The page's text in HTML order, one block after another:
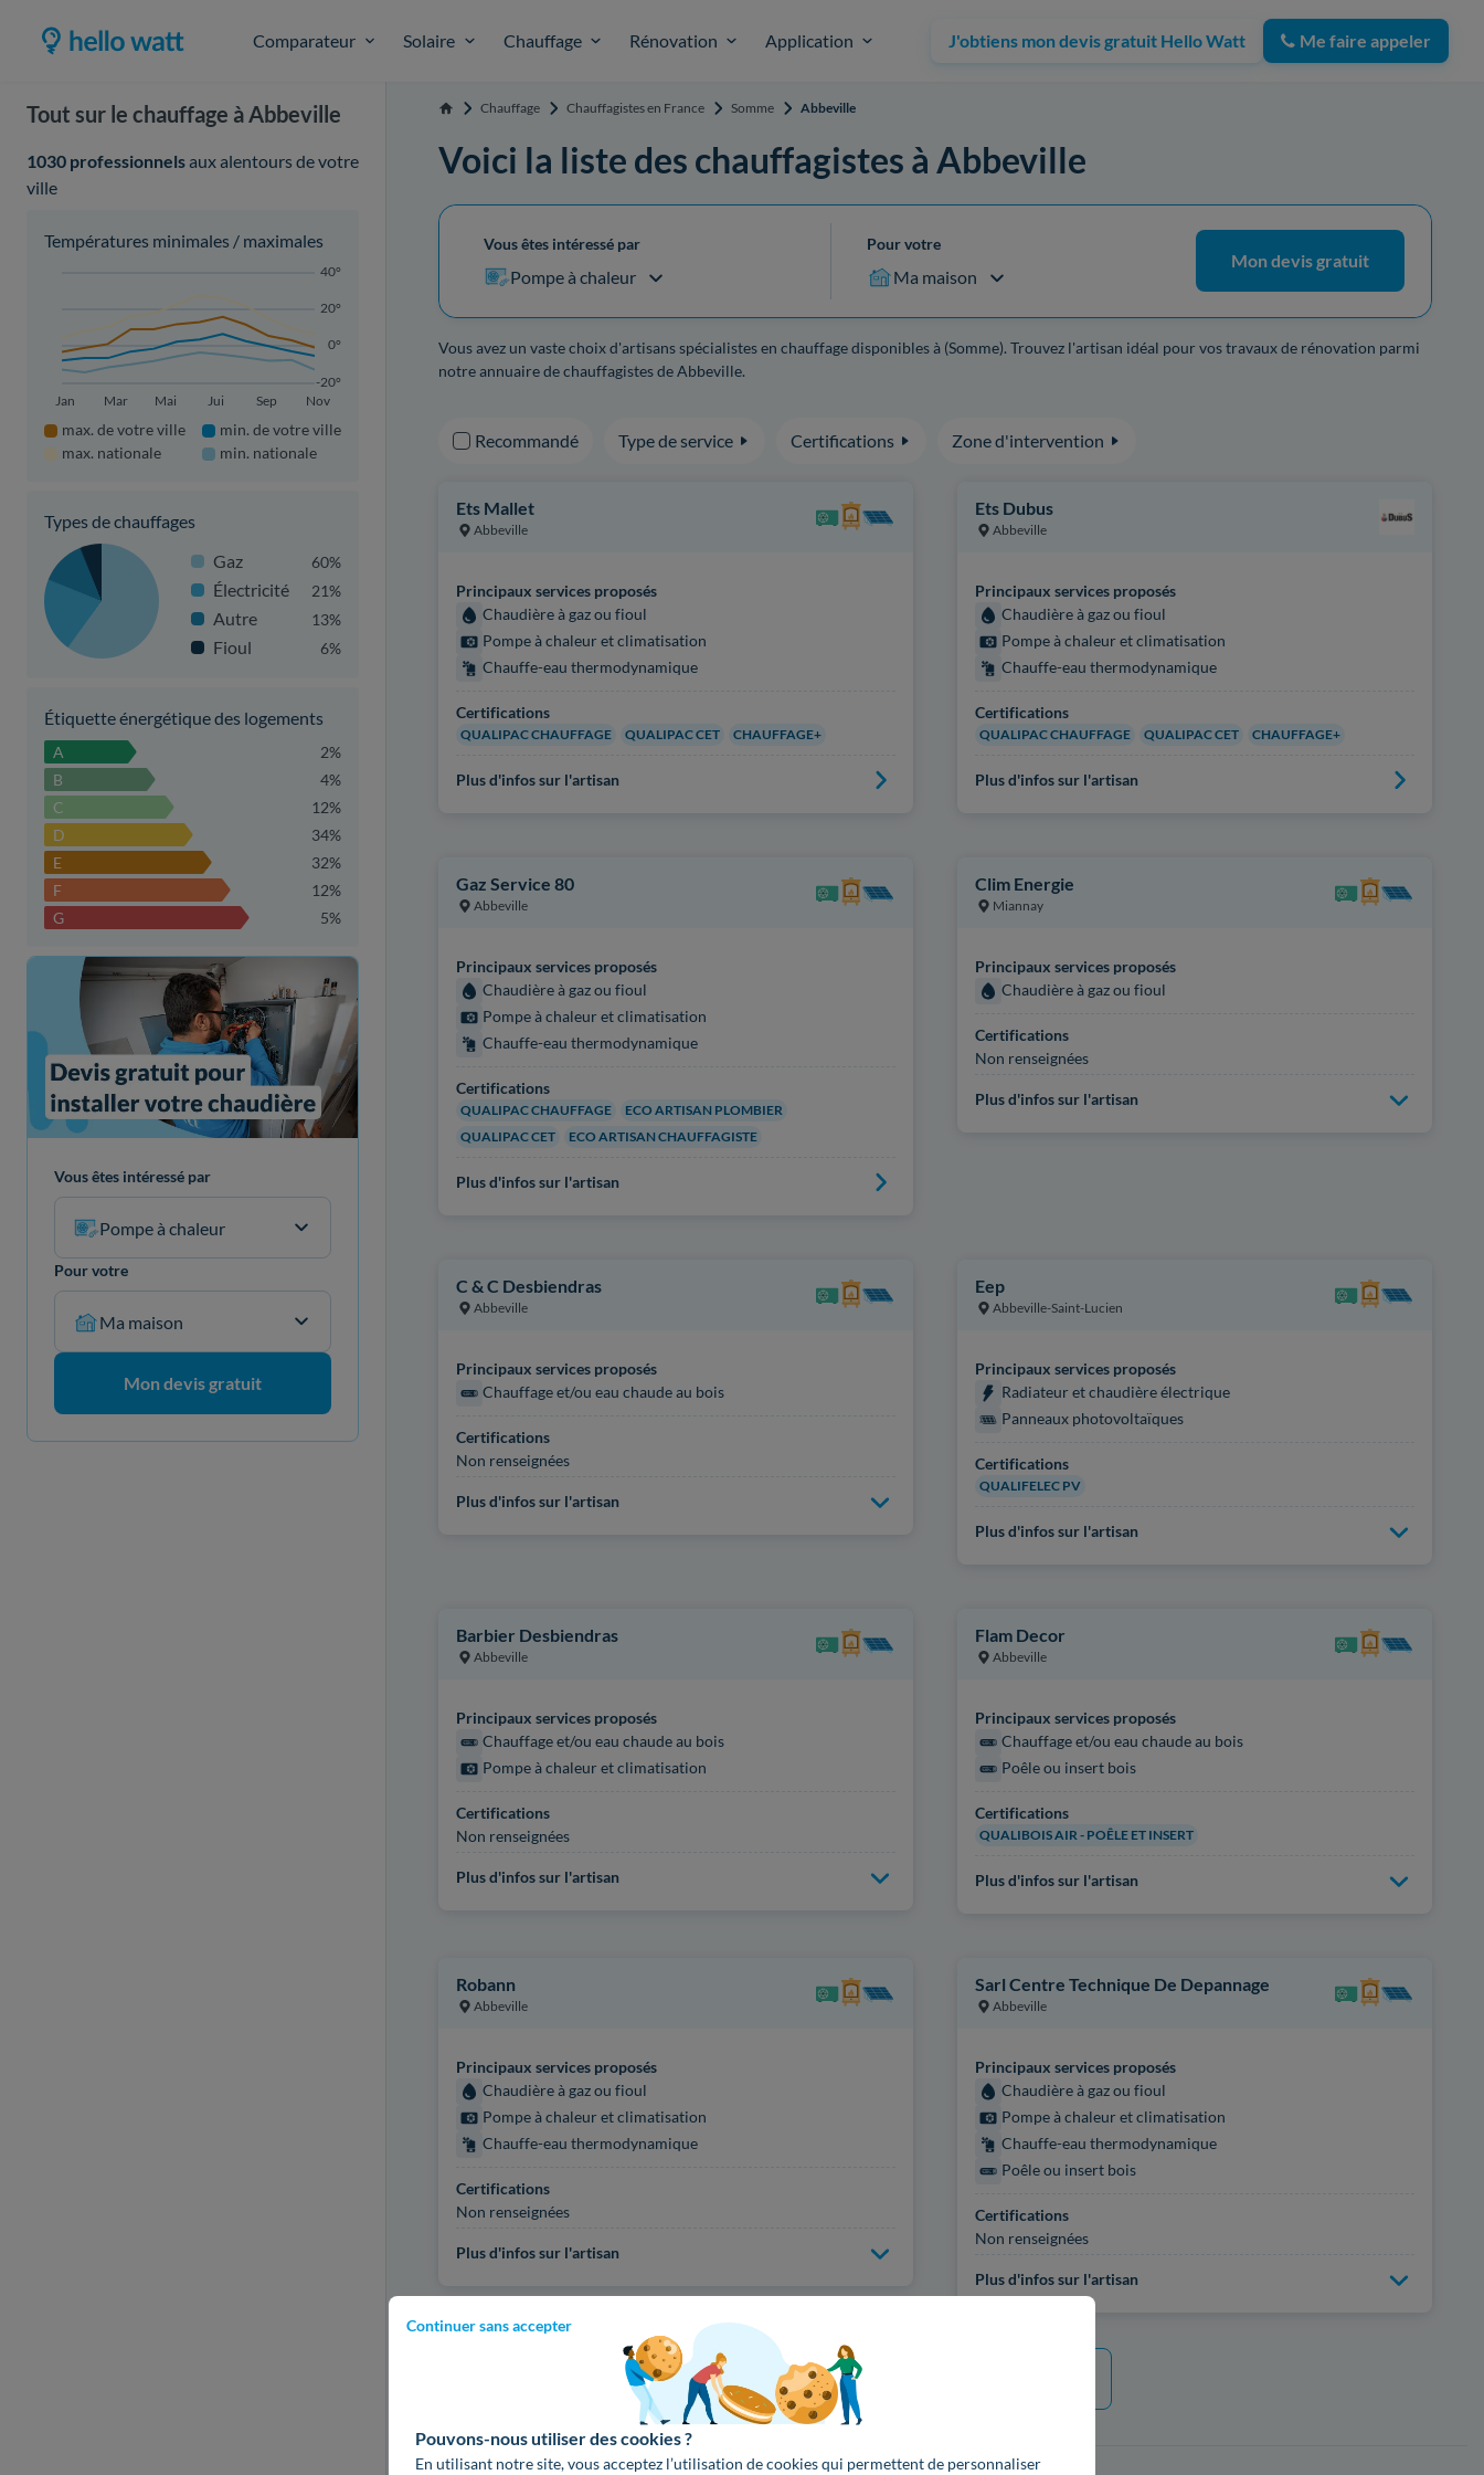
Comparateur Solaire Chauffage Rénovation Application J'obtiens mon devis gratuit Hello Watt Me faire appeler
Continuer sans accepter
Pouvons-nous utiliser des cookies ?
En utilisant notre site, vous acceptez l’utilisation de cookies qui permettent de personnaliser
Tout sur le chauffage à Abbeville
1030 professionnelsaux alentours de votre
ville
Températures minimales / maximales
-20°
0°
20°
40°
Jan Mar Mai Jui Sep Nov
max. de votre ville
max. nationale
min. de votre ville
min. nationale
Types de chauffages
Gaz
60%
Électricité 21%
Autre 13%
Fioul 6%
Étiquette énergétique des logements
A
2%
B
4%
C
12%
D
34%
E
32%
F
12%
G
5%
Vous êtes intéressé par
Pompe à chaleur
Pour votre
Ma maison
Mon devis gratuit
Accueil Chauffage Chauffagistes en France Somme Abbeville
Voici la liste des chauffagistes à Abbeville
Vous êtes intéressé par
Pompe à chaleur
Pour votre
Ma maison
Mon devis gratuit
Vous avez un vaste choix d'artisans spécialistes en chauffage disponibles à (Somme). Trouvez l'artisan idéal pour vos travaux de rénovation parmi
notre annuaire de chauffagistes de Abbeville.
Recommandé Type de service Certifications Zone d'intervention
Ets Mallet
Abbeville
Principaux services proposés
Chaudière à gaz ou fioul
Pompe à chaleur et climatisation
Chauffe-eau thermodynamique
Certifications
QUALIPAC CHAUFFAGE QUALIPAC CET CHAUFFAGE+
Plus d'infos sur l'artisan
Ets Dubus
Abbeville
Principaux services proposés
Chaudière à gaz ou fioul
Pompe à chaleur et climatisation
Chauffe-eau thermodynamique
Certifications
QUALIPAC CHAUFFAGE QUALIPAC CET CHAUFFAGE+
Plus d'infos sur l'artisan
Gaz Service 80
Abbeville
Principaux services proposés
Chaudière à gaz ou fioul
Pompe à chaleur et climatisation
Chauffe-eau thermodynamique
Certifications
QUALIPAC CHAUFFAGE
ECO ARTISAN PLOMBIER
QUALIPAC CET
ECO ARTISAN CHAUFFAGISTE
Plus d'infos sur l'artisan
Clim Energie
Miannay
Principaux services proposés
Chaudière à gaz ou fioul
Certifications
Non renseignées
Plus d'infos sur l'artisan
C & C Desbiendras
Abbeville
Principaux services proposés
Chauffage et/ou eau chaude au bois
Certifications
Non renseignées
Plus d'infos sur l'artisan
Eep
Abbeville-Saint-Lucien
Principaux services proposés
Radiateur et chaudière électrique
Panneaux photovoltaïques
Certifications
QUALIFELEC PV
Plus d'infos sur l'artisan
Barbier Desbiendras
Abbeville
Principaux services proposés
Chauffage et/ou eau chaude au bois
Pompe à chaleur et climatisation
Certifications
Non renseignées
Plus d'infos sur l'artisan
Flam Decor
Abbeville
Principaux services proposés
Chauffage et/ou eau chaude au bois
Poêle ou insert bois
Certifications
QUALIBOIS AIR - POÊLE ET INSERT
Plus d'infos sur l'artisan
Robann
Abbeville
Principaux services proposés
Chaudière à gaz ou fioul
Pompe à chaleur et climatisation
Chauffe-eau thermodynamique
Certifications
Non renseignées
Plus d'infos sur l'artisan
Sarl Centre Technique De Depannage
Abbeville
Principaux services proposés
Chaudière à gaz ou fioul
Pompe à chaleur et climatisation
Chauffe-eau thermodynamique
Poêle ou insert bois
Certifications
Non renseignées
Plus d'infos sur l'artisan
Voir